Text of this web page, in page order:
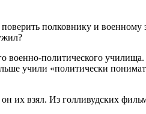
полковнику и
военно-политического
учили «политически
их взял. Из голливудских